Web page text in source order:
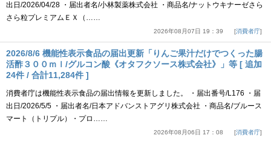
出日/2026/04/28 ・届出者名/小林製薬株式会社 ・商品名/ナットウキナーゼさら
さら粒プレミアムＥＸ（……
2026年08月07日 19：39 消費者庁
2026/8/6 機能性表示食品の届出更新「りんご果汁だけでつくった腸
活酢３００ｍｌ/グルコン酸《オタフクソース株式会社》」等 [ 追加
24件 / 合計11,284件 ]
消費者庁は機能性表示食品の届出情報を更新しました。 ・届出番号/L176 ・届
出日/2026/5/5 ・届出者名/日本アドバンストアグリ株式会社 ・商品名/ブルース
マート（トリプル）・プロ……
2026年08月06日 17：08 消費者庁